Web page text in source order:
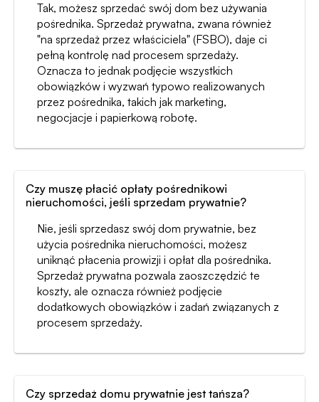
Tak, możesz sprzedać swój dom bez używania
pośrednika. Sprzedaż prywatna, zwana również
"na sprzedaż przez właściciela" (FSBO), daje ci
pełną kontrolę nad procesem sprzedaży.
Oznacza to jednak podjęcie wszystkich
obowiązków i wyzwań typowo realizowanych
przez pośrednika, takich jak marketing,
negocjacje i papierkową robotę.
Czy muszę płacić opłaty pośrednikowi
nieruchomości, jeśli sprzedam prywatnie?
Nie, jeśli sprzedasz swój dom prywatnie, bez
użycia pośrednika nieruchomości, możesz
uniknąć płacenia prowizji i opłat dla pośrednika.
Sprzedaż prywatna pozwala zaoszczędzić te
koszty, ale oznacza również podjęcie
dodatkowych obowiązków i zadań związanych z
procesem sprzedaży.
Czy sprzedaż domu prywatnie jest tańsza?